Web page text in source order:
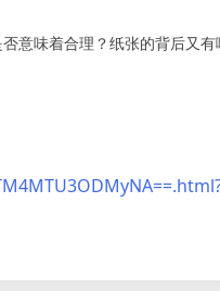
意味着合理？纸张的背后又